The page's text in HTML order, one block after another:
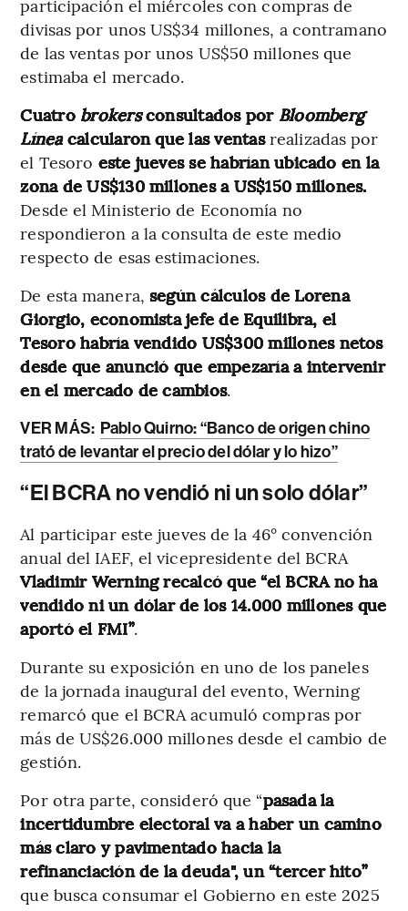
participación el miércoles con compras de
divisas por unos US$34 millones, a contramano
de las ventas por unos US$50 millones que
estimaba el mercado.
Cuatrobrokersconsultados por Bloomberg
Líneacalcularon que las ventasrealizadas por
el Tesoro este jueves se habrían ubicado en la
zona de US$130 millones a US$150 millones.
Desde el Ministerio de Economía no
respondieron a la consulta de este medio
respecto de esas estimaciones.
De esta manera, según cálculos de Lorena
Giorgio, economista jefe de Equilibra, el
Tesoro habría vendido US$300 millones netos
desde que anunció que empezaría a intervenir
en el mercado de cambios.
VER MÁS: Pablo Quirno: “Banco de origen chino
trató de levantar el precio del dólar y lo hizo”
“El BCRA no vendió ni un solo dólar”
Al participar este jueves de la 46° convención
anual del IAEF, el vicepresidente del BCRA
Vladimir Werning recalcó que “el BCRA no ha
vendido ni un dólar de los 14.000 millones que
aportó el FMI”.
Durante su exposición en uno de los paneles
de la jornada inaugural del evento, Werning
remarcó que el BCRA acumuló compras por
más de US$26.000 millones desde el cambio de
gestión.
Por otra parte, consideró que “pasada la
incertidumbre electoral va a haber un camino
más claro y pavimentado hacia la
refinanciación de la deuda", un “tercer hito”
que busca consumar el Gobierno en este 2025